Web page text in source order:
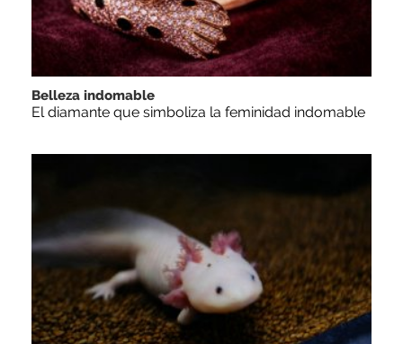
Belleza indomable
El diamante que simboliza la feminidad indomable